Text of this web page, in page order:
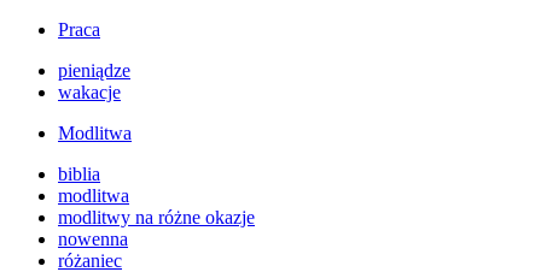
Praca
pieniądze
wakacje
Modlitwa
biblia
modlitwa
modlitwy na różne okazje
nowenna
różaniec